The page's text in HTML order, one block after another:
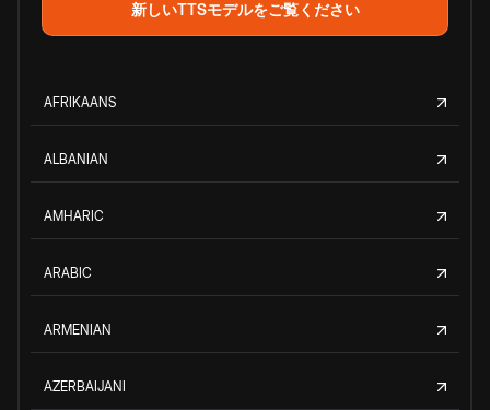
新しいTTSモデルをご覧ください
AFRIKAANS
ALBANIAN
AMHARIC
ARABIC
ARMENIAN
AZERBAIJANI